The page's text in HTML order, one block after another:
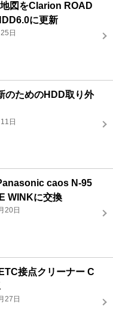
図をClarion ROAD
に更新
日
のためのHDD取り外
日
caos N-95
WINKに交換
20日
接点クリーナー C
27日